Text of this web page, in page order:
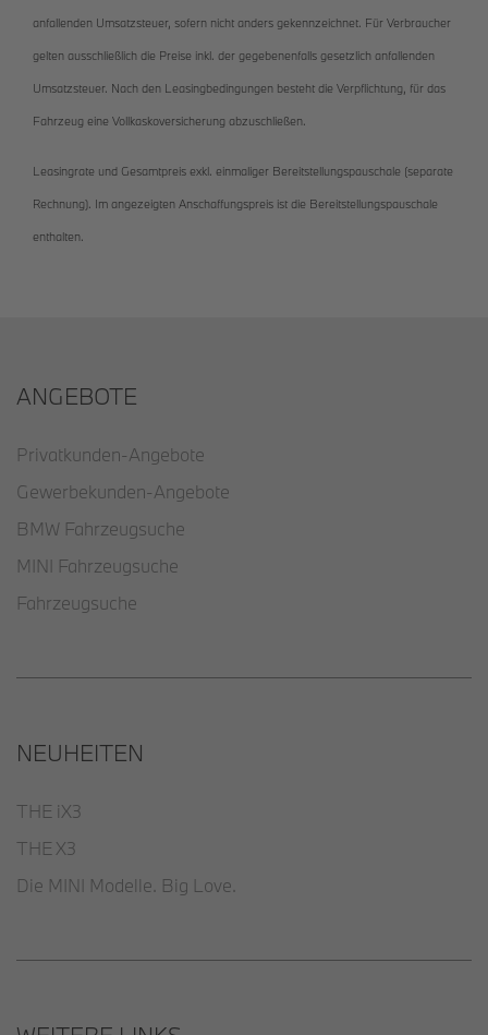
anfallenden Umsatzsteuer, sofern nicht anders gekennzeichnet. Für Verbraucher
gelten ausschließlich die Preise inkl. der gegebenenfalls gesetzlich anfallenden
Umsatzsteuer. Nach den Leasingbedingungen besteht die Verpflichtung, für das
Fahrzeug eine Vollkaskoversicherung abzuschließen.
Leasingrate und Gesamtpreis exkl. einmaliger Bereitstellungspauschale (separate
Rechnung). Im angezeigten Anschaffungspreis ist die Bereitstellungspauschale
enthalten.
ANGEBOTE
Privatkunden-Angebote
Gewerbekunden-Angebote
BMW Fahrzeugsuche
MINI Fahrzeugsuche
Fahrzeugsuche
NEUHEITEN
THE iX3
THE X3
Die MINI Modelle. Big Love.